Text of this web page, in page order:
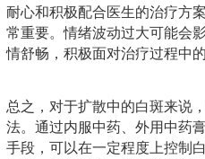
耐心和积极配合医生的治疗方
常重要。情绪波动过大可能会
情舒畅，积极面对治疗过程中的
总之，对于扩散中的白斑来说
法。通过内服中药、外用中药
手段，可以在一定程度上控制